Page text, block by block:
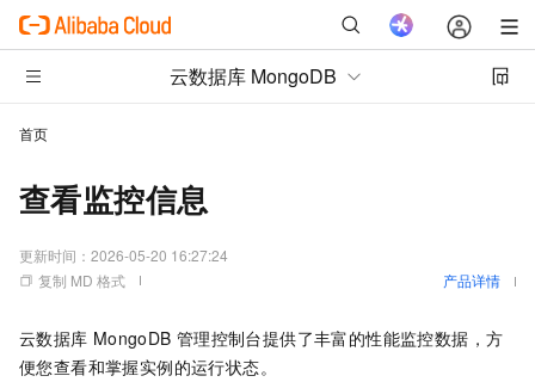
云数据库 MongoDB
首页
查看监控信息
更新时间： 2026-05-20 16:27:24
复制 MD 格式
产品详情
云数据库 MongoDB 管理控制台提供了丰富的性能监控数据，方
便您查看和掌握实例的运行状态。